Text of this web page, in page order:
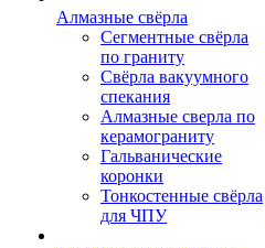
Алмазные свёрла
Сегментные свёрла
по граниту
Свёрла вакуумного
спекания
Алмазные сверла по
керамограниту
Гальванические
коронки
Тонкостенные свёрла
для ЧПУ